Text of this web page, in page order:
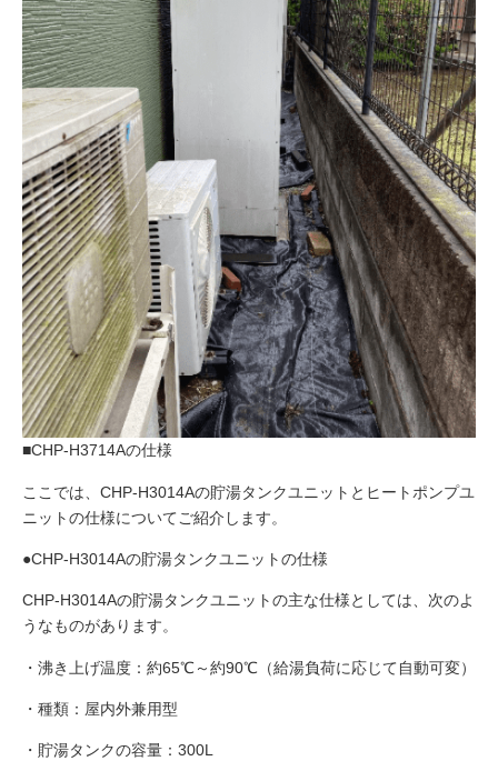
■CHP-H3714Aの仕様
ここでは、CHP-H3014Aの貯湯タンクユニットとヒートポンプユ
ニットの仕様についてご紹介します。
●CHP-H3014Aの貯湯タンクユニットの仕様
CHP-H3014Aの貯湯タンクユニットの主な仕様としては、次のよ
うなものがあります。
・沸き上げ温度：約65℃～約90℃（給湯負荷に応じて自動可変）
・種類：屋内外兼用型
・貯湯タンクの容量：300L